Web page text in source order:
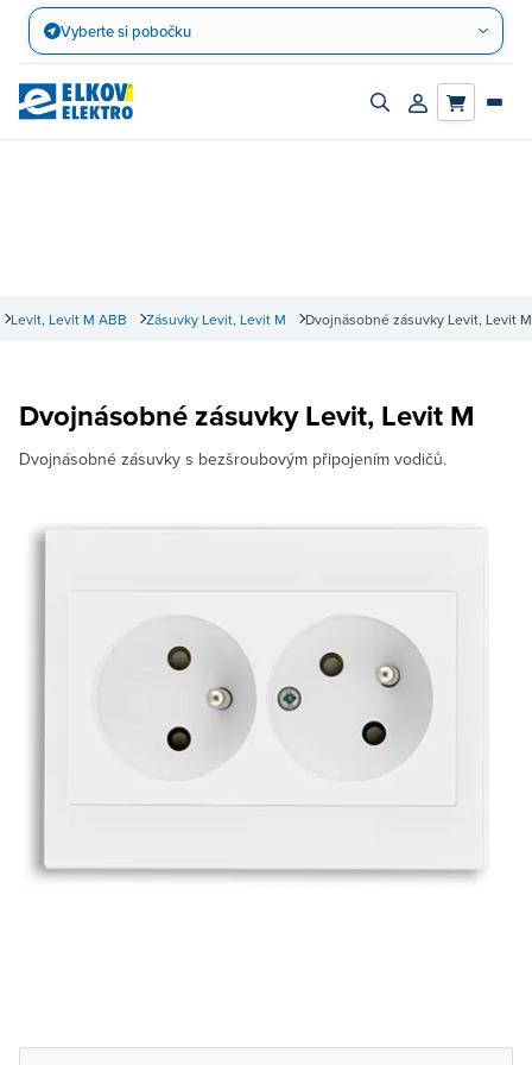
Přejít
obsah
Vyberte si pobočku
Zapnout/vypnout
Přihlásit/
Dvojnásobné zásuvky Levit, Levit M
Zásuvky Levit, Levit M
Levit, Levit M ABB
Dvojnásobné zásuvky Levit, Levit M
Dvojnásobné zásuvky s bezšroubovým připojením vodičů.